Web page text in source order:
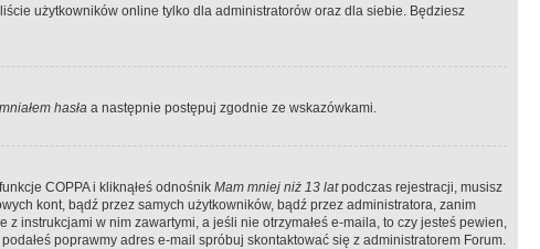
użytkowników online tylko dla administratorów oraz dla siebie. Będziesz
hasła a następnie postępuj zgodnie ze wskazówkami.
COPPA i kliknąłeś odnośnik Mam mniej niż 13 latpodczas rejestracji, musisz
kont, bądź przez samych użytkowników, bądź przez administratora, zanim
instrukcjami w nim zawartymi, a jeśli nie otrzymałeś e-maila, to czy jesteś pewien,
poprawmy adres e-mail spróbuj skontaktować się z administratorem Forum.